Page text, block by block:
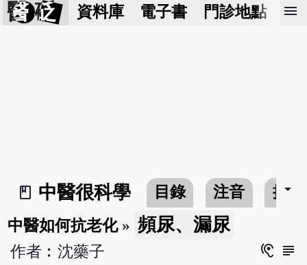
醫 砭 資料庫 電子書 門診地點 預
menu
book_2
中醫很科學 目錄 注音 搜尋
arrow_drop_down
中醫如何抗老化» 頻尿、漏尿
作者︰沈藥子 hearing subject